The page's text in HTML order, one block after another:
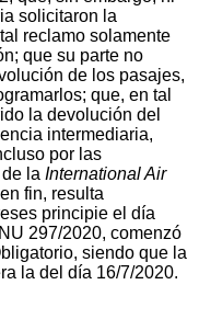
solicitaron la
reclamo solamente
que su parte no
de los pasajes,
que, en tal
la devolución del
intermediaria,
por las
la International Air
fin, resulta
principie el día
297/2020, comenzó
siendo que la
la del día 16/7/2020.